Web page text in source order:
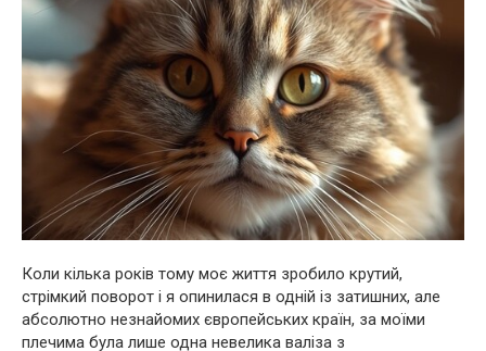
Коли кілька років тому моє життя зробило крутий,
стрімкий поворот і я опинилася в одній із затишних, але
абсолютно незнайомих європейських країн, за моїми
плечима була лише одна невелика валіза з